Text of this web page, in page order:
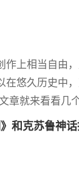
作上相当自由
在悠久历史中
章就来看看几
和克苏鲁神